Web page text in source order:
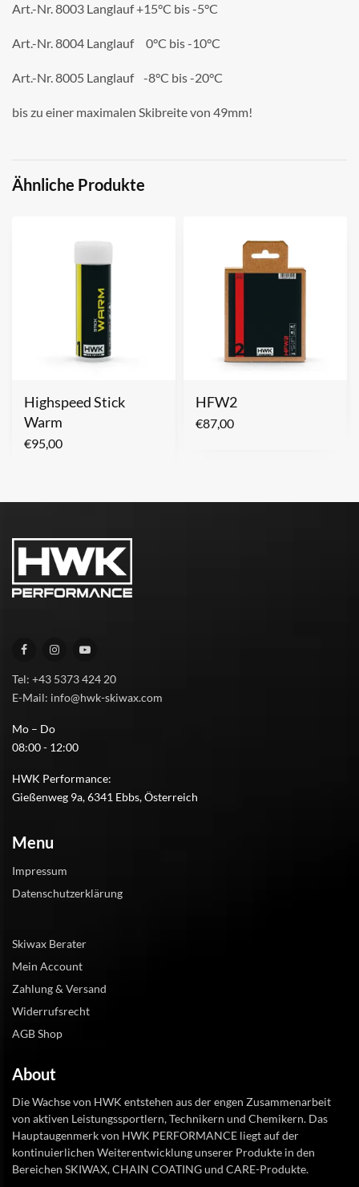
Art.-Nr. 8003 Langlauf +15°C bis -5°C
Art.-Nr. 8004 Langlauf 0°C bis -10°C
Art.-Nr. 8005 Langlauf -8°C bis -20°C
bis zu einer maximalen Skibreite von 49mm!
Ähnliche Produkte
Highspeed Stick
Warm
€95,00
HFW2
€87,00
Tel: +43 5373 424 20
E-Mail: info@hwk-skiwax.com
Mo – Do
08:00 - 12:00
HWK Performance:
Gießenweg 9a, 6341 Ebbs, Österreich
Menu
Impressum
Datenschutzerklärung
Skiwax Berater
Mein Account
Zahlung & Versand
Widerrufsrecht
AGB Shop
About
Die Wachse von HWK entstehen aus der engen Zusammenarbeit
von aktiven Leistungssportlern, Technikern und Chemikern. Das
Hauptaugenmerk von HWK PERFORMANCE liegt auf der
kontinuierlichen Weiterentwicklung unserer Produkte in den
Bereichen SKIWAX, CHAIN COATING und CARE-Produkte.